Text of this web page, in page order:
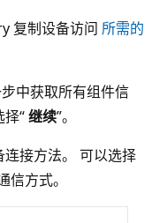
复制设备访问 所需的
中获取所有组件信
“继续”。
接方法。 可以选择
信方式。